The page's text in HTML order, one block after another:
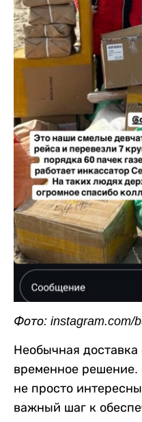
Фото: instagram.com/
Необычная
временное решение.
не просто
важный шаг к